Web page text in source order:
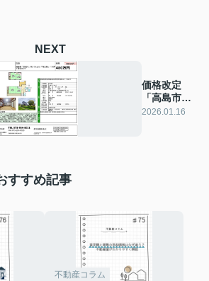
NEXT
価格改定
「高島市安
曇川町南古
2026.01.16
すすめ記事
不動産コラム